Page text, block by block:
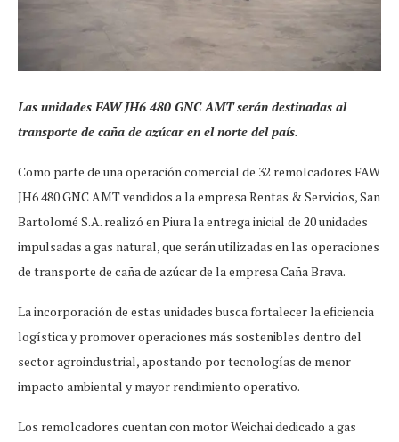
Las unidades FAW JH6 480 GNC AMT serán destinadas al
transporte de caña de azúcar en el norte del país.
Como parte de una operación comercial de 32 remolcadores FAW
JH6 480 GNC AMT vendidos a la empresa Rentas & Servicios, San
Bartolomé S.A. realizó en Piura la entrega inicial de 20 unidades
impulsadas a gas natural, que serán utilizadas en las operaciones
de transporte de caña de azúcar de la empresa Caña Brava.
La incorporación de estas unidades busca fortalecer la eficiencia
logística y promover operaciones más sostenibles dentro del
sector agroindustrial, apostando por tecnologías de menor
impacto ambiental y mayor rendimiento operativo.
Los remolcadores cuentan con motor Weichai dedicado a gas